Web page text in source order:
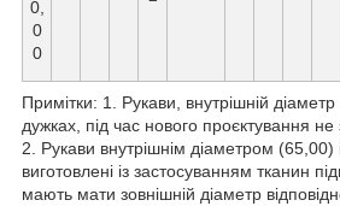
0,
0
0
Примітки: 1. Рукави, внутрішній
дужках, під час нового проєктування не
2. Рукави внутрішнім діаметром
виготовлені із застосуванням тканин
мають мати зовнішній діаметр